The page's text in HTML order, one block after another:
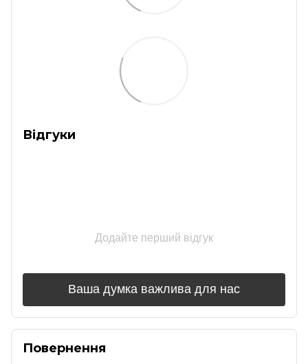
Відгуки
Додайте перший відгук
Ваша думка важлива для нас
Повернення